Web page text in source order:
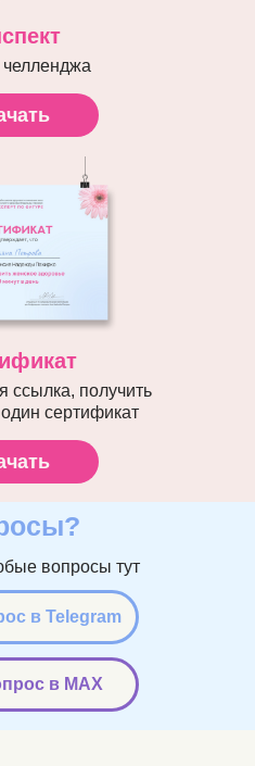
челленджа
ссылка, получить
сертификат
вопросы тут
в Telegram
в MAX